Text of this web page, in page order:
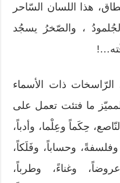
هذا اللسان السّاحر
، والصّخرُ يسجُد
الرّاسخات ذات الأسماء
ما فتئت تعمل على
حِكَماً وعِلْما، وأدباً،
وحساباً، وفَلَكاً،
وغناءً، وطرباً،